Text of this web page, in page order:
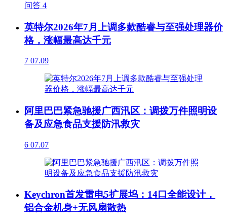
问答 4
英特尔2026年7月上调多款酷睿与至强处理器价
格，涨幅最高达千元
7 07.09
阿里巴巴紧急驰援广西汛区：调拨万件照明设
备及应急食品支援防汛救灾
6 07.07
Keychron首发雷电5扩展坞：14口全能设计，
铝合金机身+无风扇散热